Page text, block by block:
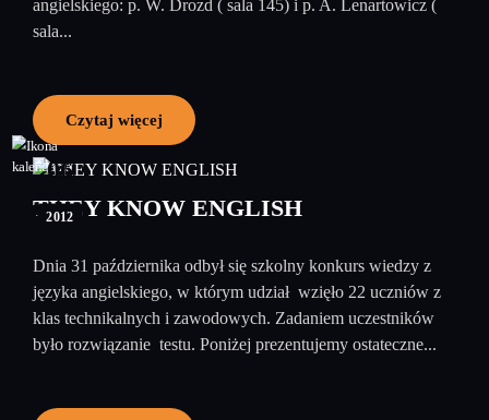
angielskiego: p. W. Drozd ( sala 145) i p. A. Lenartowicz (
sala...
Czytaj więcej
06
2012
THEY KNOW ENGLISH
Dnia 31 października odbył się szkolny konkurs wiedzy z
języka angielskiego, w którym udział wzięło 22 uczniów z
klas technikalnych i zawodowych. Zadaniem uczestników
było rozwiązanie testu. Poniżej prezentujemy ostateczne...